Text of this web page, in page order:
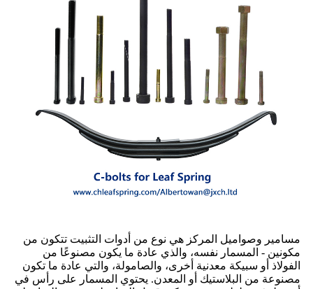
مسامير وصواميل المركز هي نوع من أدوات التثبيت تتكون من
مكونين - المسمار نفسه، والذي عادة ما يكون مصنوعًا من
الفولاذ أو سبيكة معدنية أخرى، والصامولة، والتي عادة ما تكون
مصنوعة من البلاستيك أو المعدن. يحتوي المسمار على رأس في